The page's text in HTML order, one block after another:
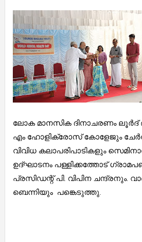
ലോക മാനസിക ദിനാചരണം ലൂർദ്
എം ഹോളിക്രോസ് കോളേജും
വിവിധ കലാപരിപാടികളും
ഉദ്ഘാടനം പള്ളിക്കത്തോട്
പ്രസിഡന്റ് പി. വിപിന ചന്ദ്രനും.
ബെന്നിയും പങ്കെടുത്തു.